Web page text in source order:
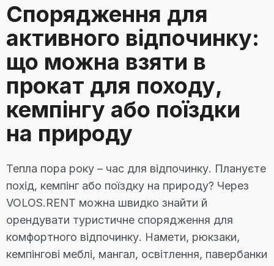
Cпорядження для
активного відпочинку:
що можна взяти в
прокат для походу,
кемпінгу або поїздки
на природу
Тепла пора року – час для відпочинку. Плануєте
похід, кемпінг або поїздку на природу? Через
VOLOS.RENT можна швидко знайти й
орендувати туристичне спорядження для
комфортного відпочинку. Намети, рюкзаки,
кемпінгові меблі, мангал, освітлення, павербанки